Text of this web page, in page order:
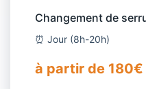
Changement de
⏰ Jour (8h-20h)
à partir de 180€